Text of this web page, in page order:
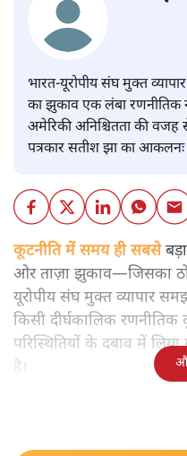
भारत-यूरोपीय संघ मुक्त
का झुकाव एक लंबा रणनीतिक
अमेरिकी अनिश्चितता की वजह
पत्रकार सतीश झा का आकलनः
कूटनीति में समय ही सबसे
ओर ताज़ा झुकाव—जिसका
यूरोपीय संघ मुक्त व्यापार
किसी दीर्घकालिक रणनीतिक
परिस्थितियों के दबाव में
है।